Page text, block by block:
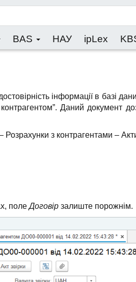
BAS НАУ ipLex
інформації в базі
Даний документ
з контрагентами –
полеДоговір залиште порожнім.